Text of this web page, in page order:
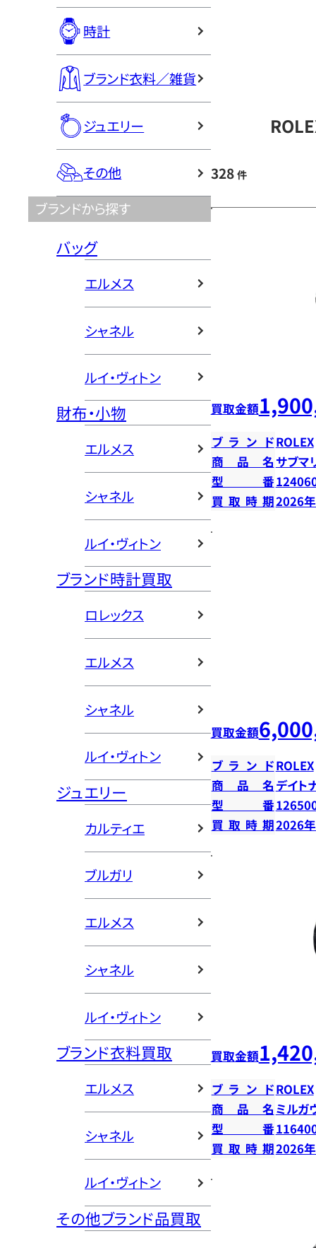
時計
ブランド衣料／雑貨
ジュエリー
その他
ブランドから探す
バッグ
エルメス
シャネル
ルイ・ヴィトン
財布・小物
エルメス
シャネル
ルイ・ヴィトン
ブランド時計買取
ロレックス
エルメス
シャネル
ルイ・ヴィトン
ジュエリー
カルティエ
ブルガリ
エルメス
シャネル
ルイ・ヴィトン
ブランド衣料買取
エルメス
シャネル
ルイ・ヴィトン
その他ブランド品買取
328 件
買取金額
ブランドROLEX
商品名 サブマ
型番
買取時期2026
買取金額
ブランドROLEX
商品名 デイ
型番
買取時期2026
買取金額
ブランドROLEX
商品名 ミル
型番
買取時期2026